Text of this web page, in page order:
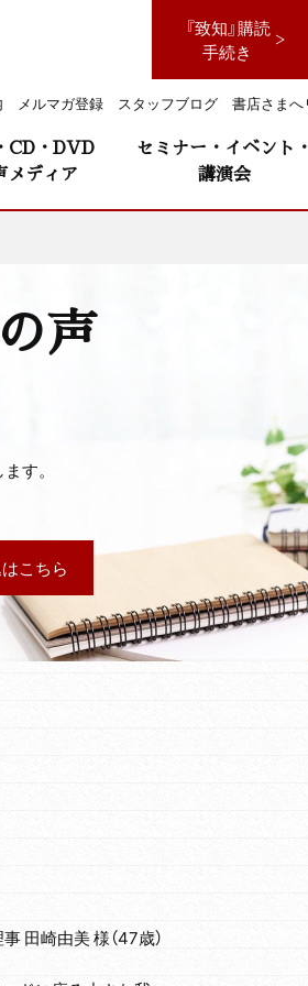
『致知』購読
手続き
メルマガ登録 スタッフブログ 書店さまへ
CD・DVD
メディア
セミナー・イベント・
講演会
声
す。
こちら
田崎由美 様（47歳）